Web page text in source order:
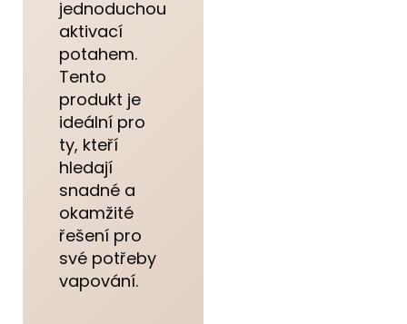
jednoduchou
aktivací
potahem.
Tento
produkt je
ideální pro
ty, kteří
hledají
snadné a
okamžité
řešení pro
své potřeby
vapování.